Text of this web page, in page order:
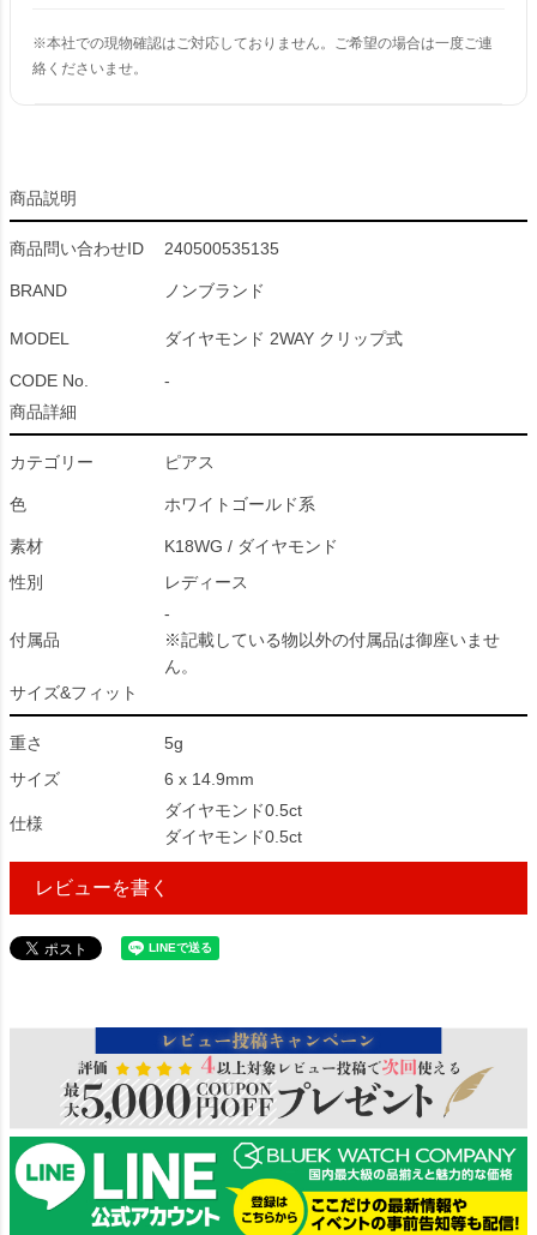
※本社での現物確認はご対応しておりません。ご希望の場合は一度ご連
絡くださいませ。
商品説明
商品問い合わせID 240500535135
BRAND ノンブランド
MODEL ダイヤモンド 2WAY クリップ式
CODE No.
-
商品詳細
カテゴリー ピアス
色 ホワイトゴールド系
素材
K18WG / ダイヤモンド
性別
レディース
付属品
-
※記載している物以外の付属品は御座いませ
ん。
サイズ&フィット
重さ
5g
サイズ
6 x 14.9mm
仕様
ダイヤモンド0.5ct
ダイヤモンド0.5ct
レビューを書く